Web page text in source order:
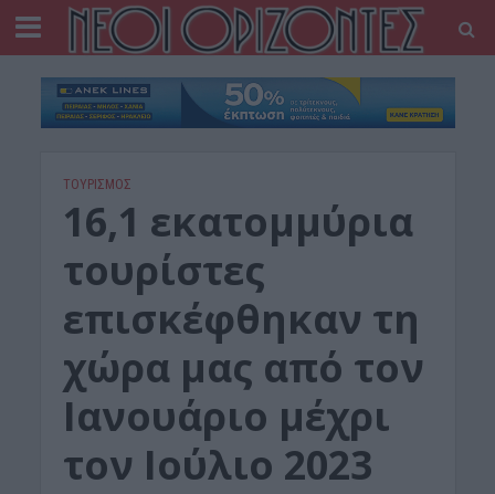
ΤΟΥΡΙΣΜΟΣ
16,1 εκατομμύρια
τουρίστες
επισκέφθηκαν τη
χώρα μας από τον
Ιανουάριο μέχρι
τον Ιούλιο 2023